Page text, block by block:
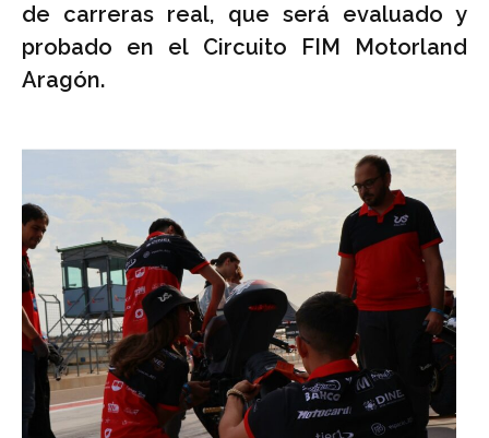
de carreras real, que será evaluado y
probado en el Circuito FIM Motorland
Aragón.